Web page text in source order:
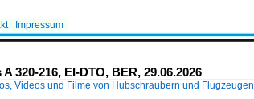
Impressum
A 320-216, EI-DTO, BER, 29.06.2026
Videos und Filme von Hubschraubern und Flugzeugen